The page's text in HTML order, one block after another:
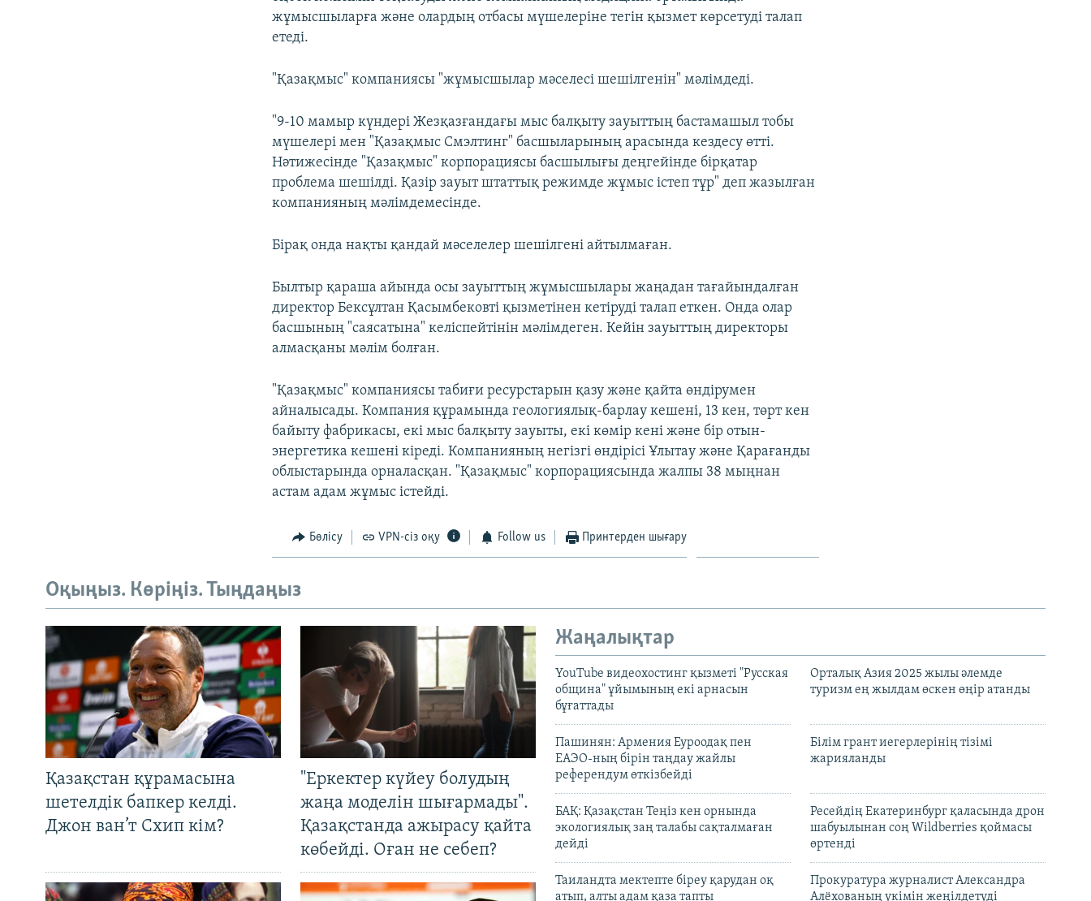
жұмысшыларға және олардың отбасы мүшелеріне тегін қызмет көрсетуді талап
етеді.
"Қазақмыс" компаниясы "жұмысшылар мәселесі шешілгенін" мәлімдеді.
"9-10 мамыр күндері Жезқазғандағы мыс балқыту зауыттың бастамашыл тобы
мүшелері мен "Қазақмыс Смэлтинг" басшыларының арасында кездесу өтті.
Нәтижесінде "Қазақмыс" корпорациясы басшылығы деңгейінде бірқатар
проблема шешілді. Қазір зауыт штаттық режимде жұмыс істеп тұр" деп жазылған
компанияның мәлімдемесінде.
Бірақ онда нақты қандай мәселелер шешілгені айтылмаған.
Былтыр қараша айында осы зауыттың жұмысшылары жаңадан тағайындалған
директор Бексұлтан Қасымбековті қызметінен кетіруді талап еткен. Онда олар
басшының "саясатына" келіспейтінін мәлімдеген. Кейін зауыттың директоры
алмасқаны мәлім болған.
"Қазақмыс" компаниясы табиғи ресурстарын қазу және қайта өндірумен
айналысады. Компания құрамында геологиялық-барлау кешені, 13 кен, төрт кен
байыту фабрикасы, екі мыс балқыту зауыты, екі көмір кені және бір отын-
энергетика кешені кіреді. Компанияның негізгі өндірісі Ұлытау және Қарағанды
облыстарында орналасқан. "Қазақмыс" корпорациясында жалпы 38 мыңнан
астам адам жұмыс істейді.
Бөлісу VPN-сіз оқу Follow us Принтерден шығару
Оқыңыз. Көріңіз. Тыңдаңыз
Қазақстан құрамасына
шетелдік бапкер келді.
Джон ван’т Схип кім?
"Еркектер күйеу болудың
жаңа моделін шығармады".
Қазақстанда ажырасу қайта
көбейді. Оған не себеп?
Жаңалықтар
YouTube видеохостинг қызметі "Русская
община" ұйымының екі арнасын
бұғаттады
Орталық Азия 2025 жылы әлемде
туризм ең жылдам өскен өңір атанды
Пашинян: Армения Еуроодақ пен
ЕАЭО-ның бірін таңдау жайлы
референдум өткізбейді
Білім грант иегерлерінің тізімі
жарияланды
БАҚ: Қазақстан Теңіз кен орнында
экологиялық заң талабы сақталмаған
дейді
Ресейдің Екатеринбург қаласында дрон
шабуылынан соң Wildberries қоймасы
өртенді
Таиландта мектепте біреу қарудан оқ
атып, алты адам қаза тапты
Прокуратура журналист Александра
Алёхованың үкімін жеңілдетуді